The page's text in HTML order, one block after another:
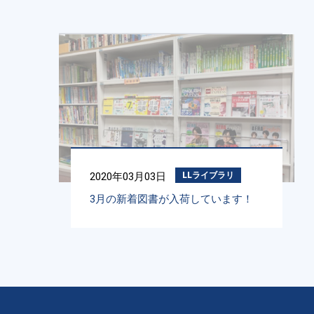
2020年03月03日 LLライブラリ
3月の新着図書が入荷しています！